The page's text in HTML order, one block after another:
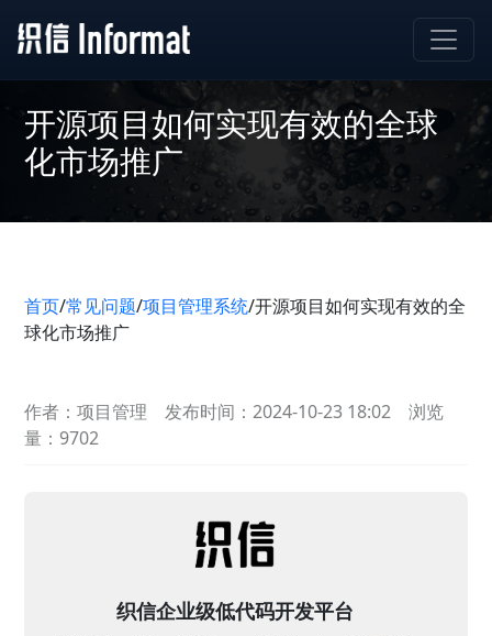
开源项目如何实现有效的全球
化市场推广
首页/常见问题/项目管理系统/开源项目如何实现有效的全
球化市场推广
作者：项目管理 发布时间：2024-10-23 18:02
浏览
量：9702
织信企业级低代码开发平台